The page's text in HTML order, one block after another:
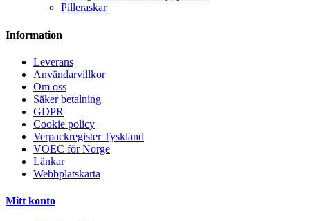
Pilleraskar
Information
Leverans
Användarvillkor
Om oss
Säker betalning
GDPR
Cookie policy
Verpackregister Tyskland
VOEC för Norge
Länkar
Webbplatskarta
Mitt konto